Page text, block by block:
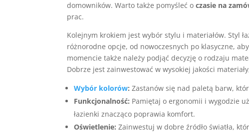
domowników. Warto także pomyśleć oczasie na
prac.
Kolejnym krokiem jest wybór stylu i materiałów. Styl
różnorodne opcje, od nowoczesnych po klasyczne,
momencie także należy podjąć decyzję o rodzaju
Dobrze jest zainwestować w wysokiej jakości
Wybór kolorów: Zastanów się nad paletą barw,
Funkcjonalność: Pamiętaj o ergonomii i wygodzie
łazienki znacząco poprawia komfort.
Oświetlenie: Zainwestuj w dobre źródło światła,